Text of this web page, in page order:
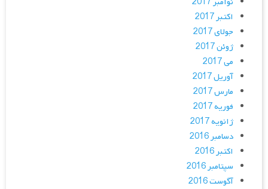
اکتبر 2017
جولای 2017
ژوئن 2017
می 2017
آوریل 2017
مارس 2017
فوریه 2017
ژانویه 2017
دسامبر 2016
اکتبر 2016
سپتامبر 2016
آگوست 2016